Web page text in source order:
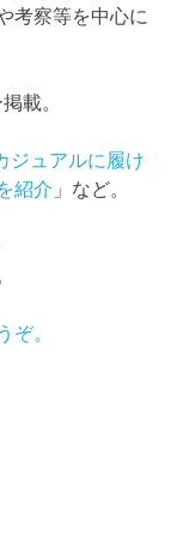
考察等を中心に
載。
ジュアルに履け
紹介 」など。
ぞ。